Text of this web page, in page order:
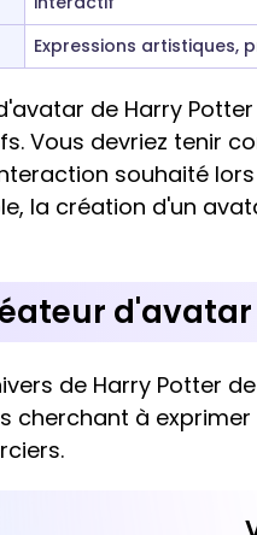
Expressions artistiques,
de Harry
Vous devriez tenir
souhaité
la création d'un
de Harry Potter
cherchant à